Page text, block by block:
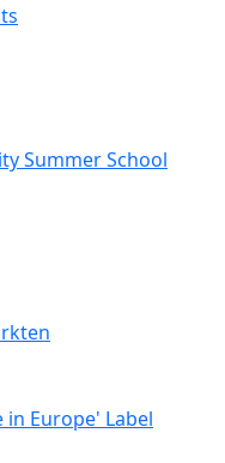
Summer School
in Europe' Label